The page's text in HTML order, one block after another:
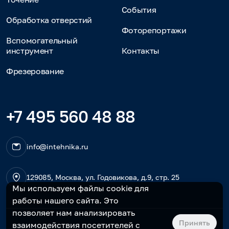
Мы используем файлы cookie для
работы нашего сайта. Это
позволяет нам анализировать
взаимодействия посетителей с
Принять
Обработка отверстий
Вспомогательный
инструмент
Фрезерование
События
Фоторепортажи
Контакты
+7 495 560 48 88
info@intehnika.ru
129085, Москва, ул. Годовикова, д.9, стр. 25